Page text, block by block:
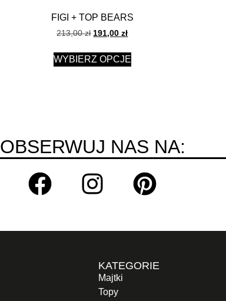
FIGI + TOP BEARS
213,00zł 191,00zł
WYBIERZ OPCJE
OBSERWUJ NAS NA:
KATEGORIE
Majtki
Topy